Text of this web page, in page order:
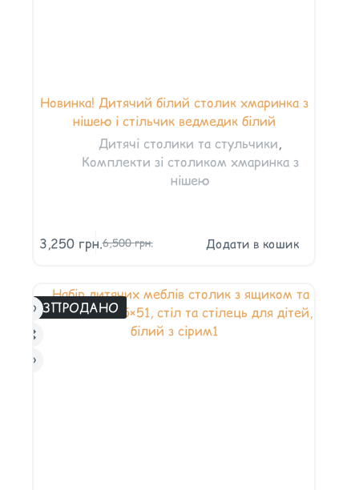
Новинка! Дитячий білий столик хмаринка з
нішею і стільчик ведмедик білий
Дитячі столики та стульчики,
Комплекти зі столиком хмаринка з
нішею
6,500грн.
3,250 грн. Додати в кошик
РОЗПРОДАНО